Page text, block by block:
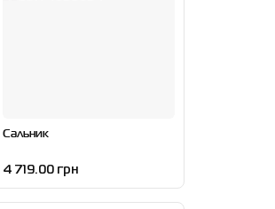
Сальник
4 719.00 грн